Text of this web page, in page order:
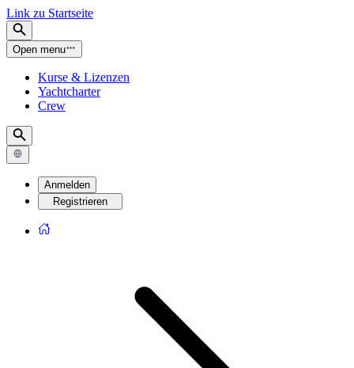
Link zu Startseite
Open menu
Kurse & Lizenzen
Yachtcharter
Crew
Anmelden
Registrieren